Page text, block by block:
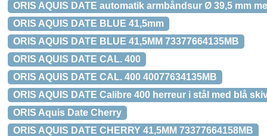
ORIS AQUIS DATE automatik armbåndsur Ø 39,5 mm
ORIS AQUIS DATE BLUE 41,5mm
ORIS AQUIS DATE BLUE 41,5MM 73377664135MB
ORIS AQUIS DATE CAL. 400
ORIS AQUIS DATE CAL. 400 40077634135MB
ORIS AQUIS DATE Calibre 400 herreur i stål med blå
ORIS Aquis Date Cherry
ORIS AQUIS DATE CHERRY 41,5MM 73377664158MB